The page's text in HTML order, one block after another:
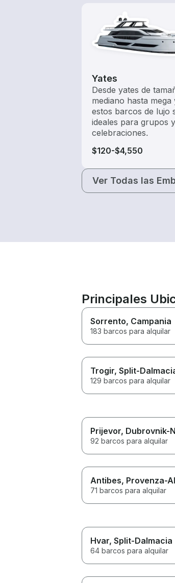
Yates
Desde yates de
mediano hasta mega
estos barcos de lujo
ideales para grupos y
celebraciones.
$120-$4,550
Ver Todas las
Principales
Sorrento, Campania
183 barcos para alquilar
Trogir, Split-
129 barcos para alquilar
Prijevor, Dubrovnik-
92 barcos para alquilar
Antibes, Provenza-
71 barcos para alquilar
Hvar, Split-Dalmacia
64 barcos para alquilar